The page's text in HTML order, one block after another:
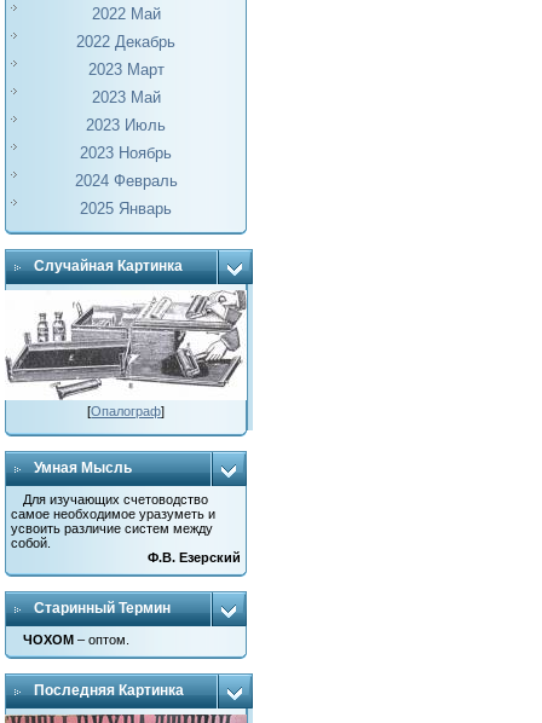
2022 Май
2022 Декабрь
2023 Март
2023 Май
2023 Июль
2023 Ноябрь
2024 Февраль
2025 Январь
Случайная Картинка
[Опалограф]
Умная Мысль
Для изучающих счетоводство
самое необходимое уразуметь и
усвоить различие систем между
собой.
Ф.В. Езерский
Старинный Термин
ЧОХОМ – оптом.
Последняя Картинка